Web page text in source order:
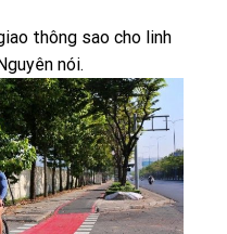
thông sao cho linh
nói.